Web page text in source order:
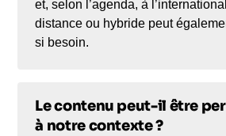
et, selon l’agenda, à
distance ou hybride peut
si besoin.
Le contenu peut-il être
à notre contexte ?